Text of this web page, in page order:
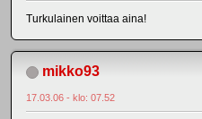
Turkulainen voittaa aina!
mikko93
17.03.06 - klo: 07.52